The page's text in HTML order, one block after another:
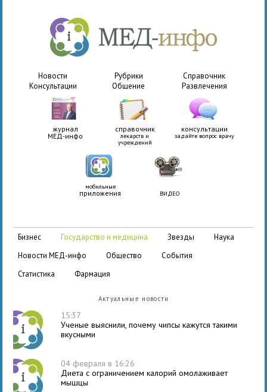
Новости Рубрики
Справочник
Консультации
Общение Развлечения
журнал
МЕД-инфо
справочник
лекарств и
учреждений
консультации
задайте вопрос врачу
мобильные
приложения ВИДЕО
бизнес государство и медицина звезды
наука
новости МЕД-инфо
общество
события
статистика
фармация
Актуальные новости
15:37
Ученые выяснили, почему чипсы кажутся такими
вкусными
04 февраля в 16:26
Диета с ограничением калорий омолаживает
мышцы